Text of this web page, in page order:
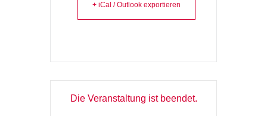
+ iCal / Outlook exportieren
Die Veranstaltung ist beendet.